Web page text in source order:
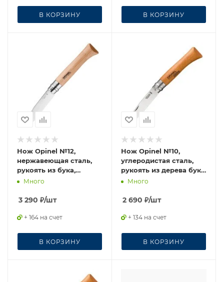
В КОРЗИНУ В КОРЗИНУ
Нож Opinel №12,
нержавеющая сталь,
рукоять из бука,
серрейторная заточка,
Много
3 290 ₽/шт
+ 164 на счет
В КОРЗИНУ
Нож Opinel №10,
углеродистая сталь,
рукоять из дерева бука,
блистер, 000403
Много
2 690 ₽/шт
+ 134 на счет
В КОРЗИНУ